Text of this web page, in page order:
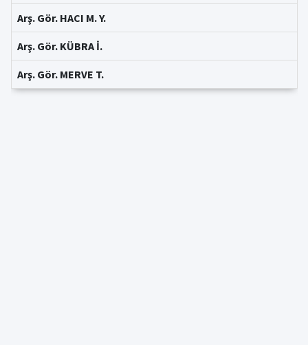
Arş. Gör. HACI M. Y.
Arş. Gör. KÜBRA İ.
Arş. Gör. MERVE T.